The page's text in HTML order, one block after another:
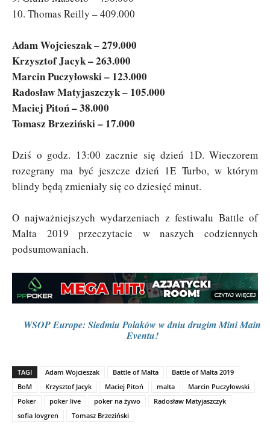
10. Thomas Reilly – 409.000
Adam Wojcieszak – 279.000
Krzysztof Jacyk – 263.000
Marcin Puczyłowski – 123.000
Radosław Matyjaszczyk – 105.000
Maciej Pitoń – 38.000
Tomasz Brzeziński – 17.000
Dziś o godz. 13:00 zacznie się dzień 1D. Wieczorem
rozegrany ma być jeszcze dzień 1E Turbo, w którym
blindy będą zmieniały się co dziesięć minut.
O najważniejszych wydarzeniach z festiwalu Battle of
Malta 2019 przeczytacie w naszych codziennych
podsumowaniach.
WSOP Europe: Siedmiu Polaków w dniu drugim Mini Main
Eventu!
TAGI Adam Wojcieszak Battle of Malta
Battle of Malta 2019
BoM
Krzysztof Jacyk Maciej Pitoń malta
Marcin Puczyłowski
Poker
poker live poker na żywo
Radosław Matyjaszczyk
sofia lovgren
Tomasz Brzeziński